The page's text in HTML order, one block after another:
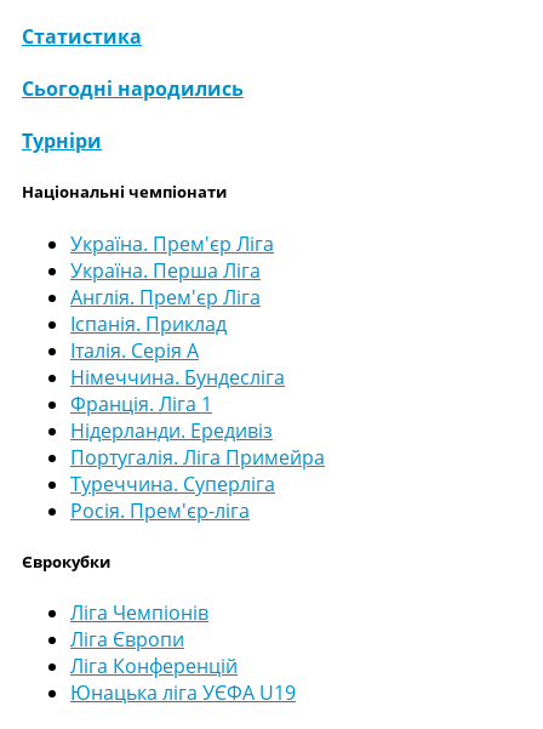
Статистика
Сьогодні народились
Турніри
Національні чемпіонати
Україна. Прем'єр Ліга
Україна. Перша Ліга
Англія. Прем'єр Ліга
Іспанія. Приклад
Італія. Серія А
Німеччина. Бундесліга
Франція. Ліга 1
Нідерланди. Ередивіз
Португалія. Ліга Примейра
Туреччина. Суперліга
Росія. Прем'єр-ліга
Єврокубки
Ліга Чемпіонів
Ліга Європи
Ліга Конференцій
Юнацька ліга УЄФА U19